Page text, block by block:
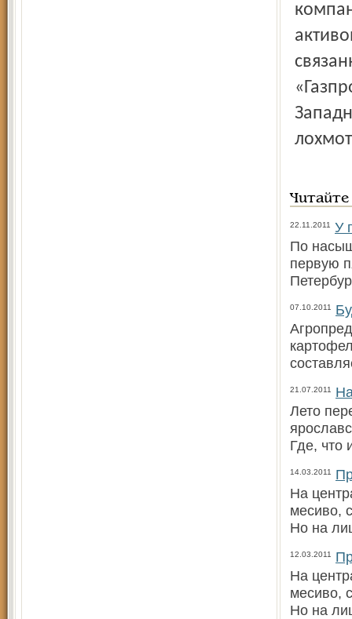
22.11.2011
У
По
первую
07.10.2011
21.07.2011
Лето
Где, что
14.03.2011
На
месиво,
Но на
12.03.2011
На
месиво,
Но на